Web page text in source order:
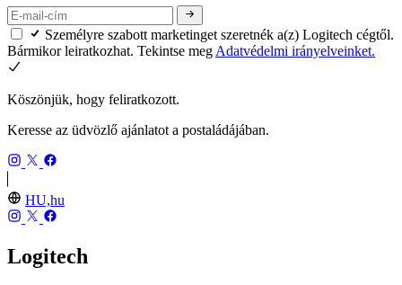
Személyre szabott marketinget szeretnék a(z) Logitech cégtől.
Bármikor leiratkozhat. Tekintse meg Adatvédelmi irányelveinket.
Köszönjük, hogy feliratkozott.
Keresse az üdvözlő ajánlatot a postaládájában.
HU,hu
Logitech